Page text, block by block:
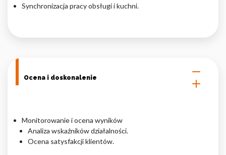
Synchronizacja pracy obsługi i kuchni.
Ocena i doskonalenie
Monitorowanie i ocena wyników
Analiza wskaźników działalności.
Ocena satysfakcji klientów.